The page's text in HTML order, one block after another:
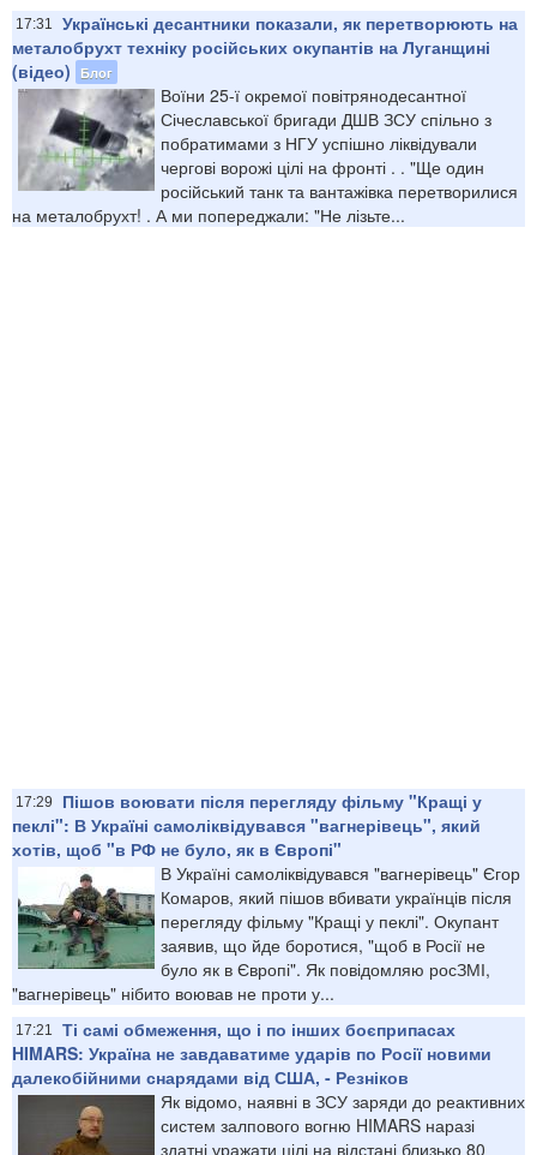
17:31
Українські десантники показали, як перетворюють на
металобрухт техніку російських окупантів на Луганщині
(відео)
Блог
Воїни 25-ї окремої повітрянодесантної
Січеславської бригади ДШВ ЗСУ спільно з
побратимами з НГУ успішно ліквідували
чергові ворожі цілі на фронті . . "Ще один
російський танк та вантажівка перетворилися
на металобрухт! . А ми попереджали: "Не лізьте...
17:29
Пішов воювати після перегляду фільму "Кращі у
пеклі": В Україні самоліквідувався "вагнерівець", який
хотів, щоб "в РФ не було, як в Європі"
В Україні самоліквідувався "вагнерівець" Єгор
Комаров, який пішов вбивати українців після
перегляду фільму "Кращі у пеклі". Окупант
заявив, що йде боротися, "щоб в Росії не
було як в Європі". Як повідомляю росЗМІ,
"вагнерівець" нібито воював не проти у...
17:21
Ті самі обмеження, що і по інших боєприпасах
HIMARS: Україна не завдаватиме ударів по Росії новими
далекобійними снарядами від США, - Резніков
Як відомо, наявні в ЗСУ заряди до реактивних
систем залпового вогню HIMARS наразі
здатні уражати цілі на відстані близько 80